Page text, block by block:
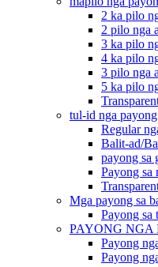
2 ka pilo
2 pilo nga
3 ka pilo
4 ka pilo
3 pilo nga
5 ka pilo
tul-id nga payong
Regular
Balit-ad/
payong sa
Payong sa
Mga payong sa
Payong sa
PAYONG
Payong
Payong